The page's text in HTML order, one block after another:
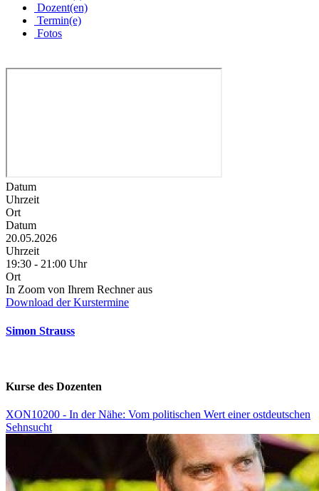
Dozent(en)
Termin(e)
Fotos
Datum
Uhrzeit
Ort
Datum
20.05.2026
Uhrzeit
19:30 - 21:00 Uhr
Ort
In Zoom von Ihrem Rechner aus
Download der Kurstermine
Simon Strauss
Kurse des Dozenten
XON10200 - In der Nähe: Vom politischen Wert einer ostdeutschen
Sehnsucht